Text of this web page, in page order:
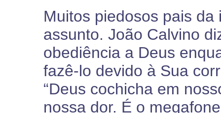
Muitos piedosos pais
assunto. João Calvino
obediência a Deus
fazê-lo devido à Sua
“Deus cochicha em
nossa dor. É o